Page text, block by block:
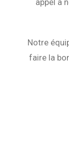
Notre
faire la